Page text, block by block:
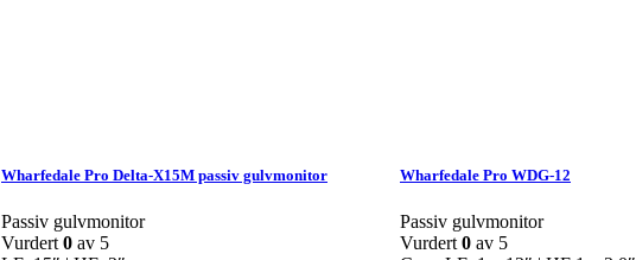
Wharfedale Pro Delta-X15M passiv gulvmonitor
Passiv gulvmonitor
Vurdert0 av 5
Wharfedale Pro WDG-12
Passiv gulvmonitor
Vurdert0 av 5